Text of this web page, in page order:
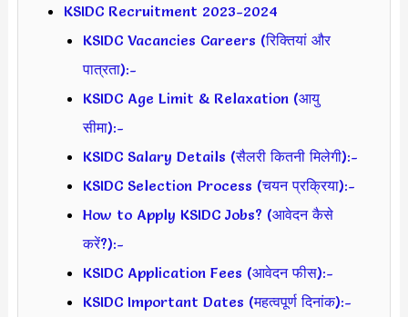
KSIDC Recruitment 2023-2024
KSIDC Vacancies Careers (रिक्तियां और
पात्रता):-
KSIDC Age Limit & Relaxation (आयु
सीमा):-
KSIDC Salary Details (सैलरी कितनी मिलेगी):-
KSIDC Selection Process (चयन प्रक्रिया):-
How to Apply KSIDC Jobs? (आवेदन कैसे
करें?):-
KSIDC Application Fees (आवेदन फीस):-
KSIDC Important Dates (महत्वपूर्ण दिनांक):-